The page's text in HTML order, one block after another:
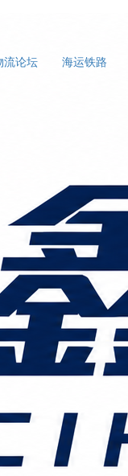
流论坛 海运铁路
器国